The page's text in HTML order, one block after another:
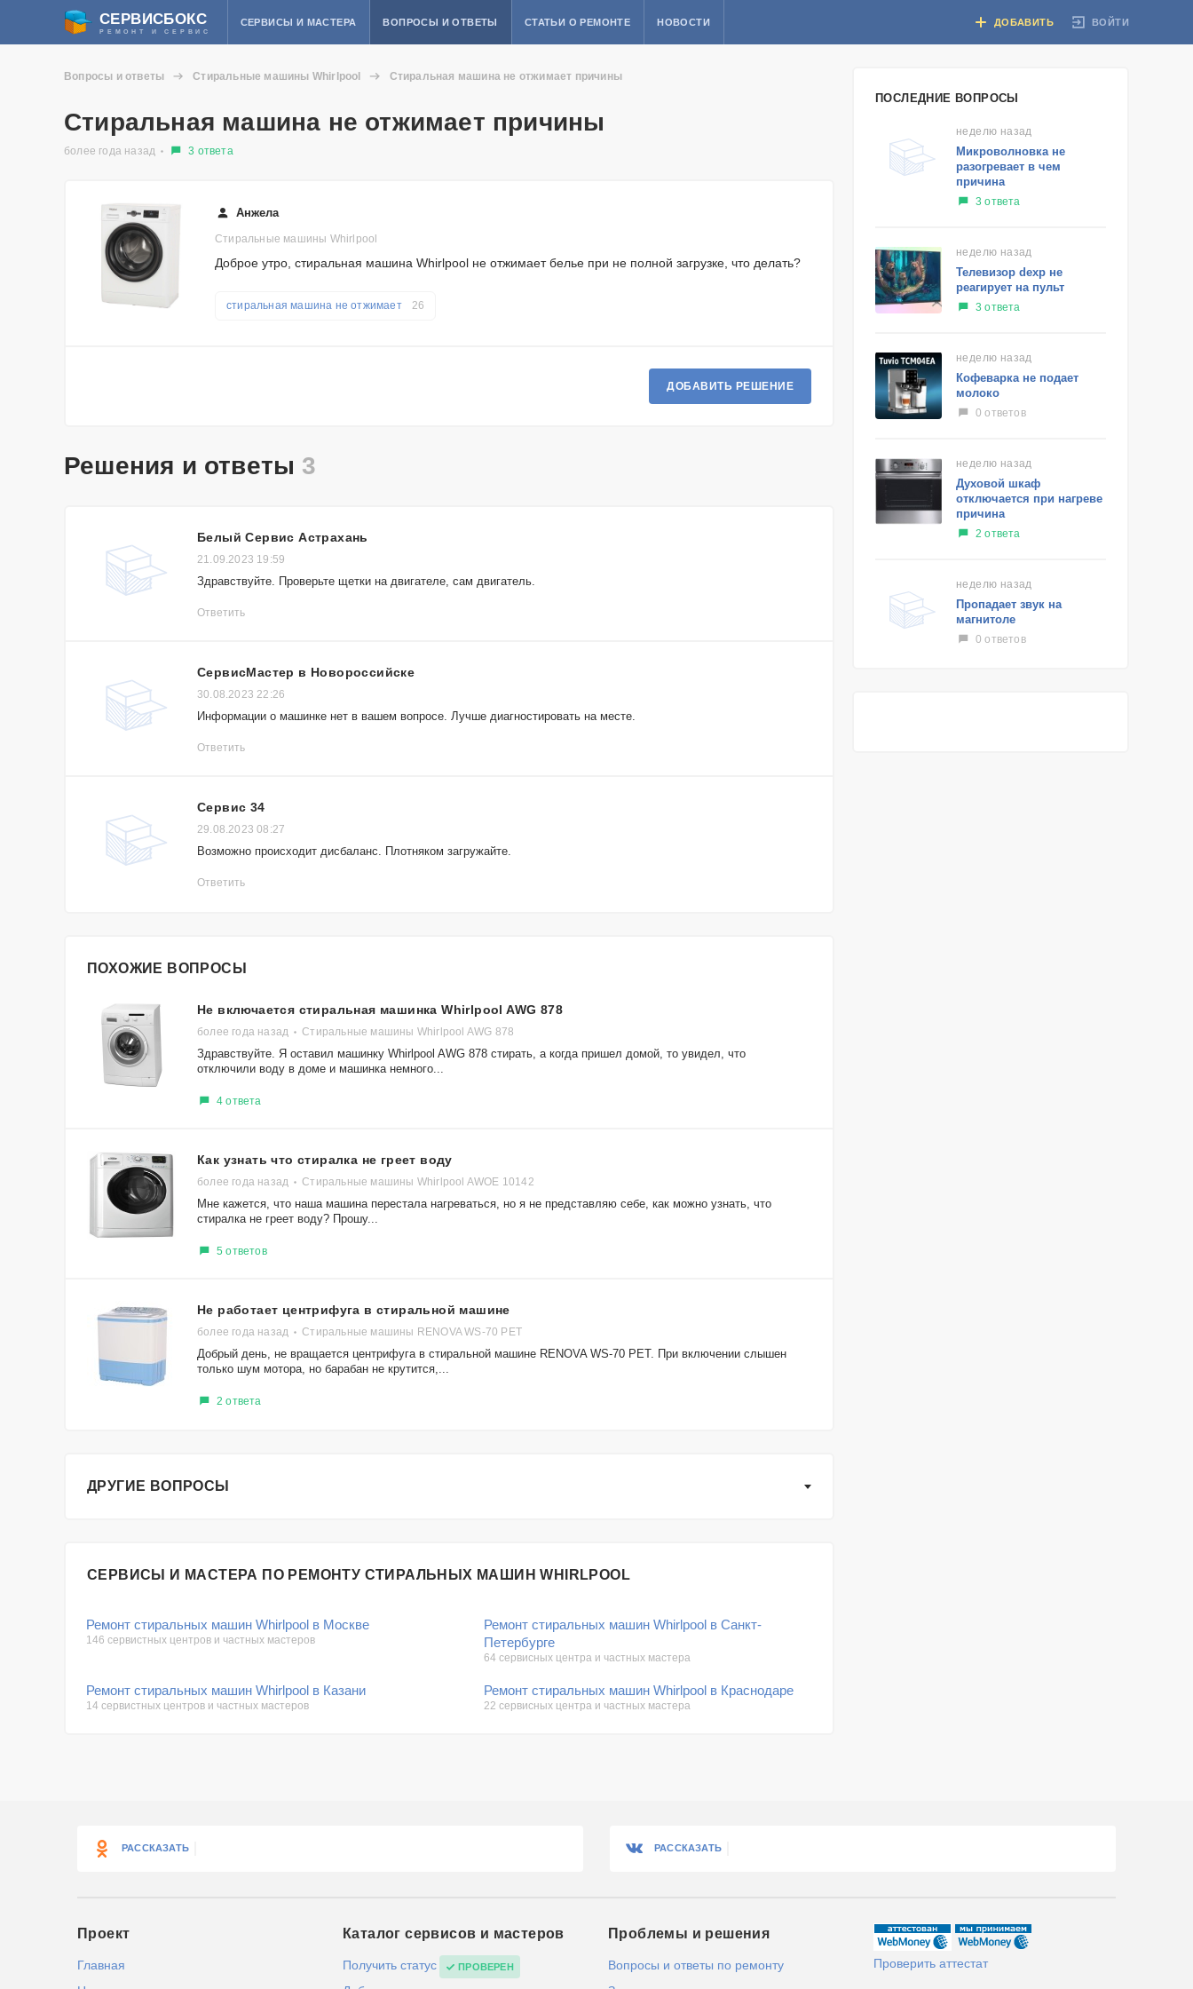
СЕРВИСБОКС
РЕМОНТ И СЕРВИС
ВОЙТИ
СЕРВИСЫ И МАСТЕРА ВОПРОСЫ И ОТВЕТЫ СТАТЬИ О РЕМОНТЕ НОВОСТИ ДОБАВИТЬ
Вопросы и ответы Стиральные машины Whirlpool Стиральная машина не отжимает причины
Стиральная машина не отжимает причины
более года назад 3 ответа
ПОСЛЕДНИЕ ВОПРОСЫ
неделю назад
Микроволновка не
разогревает в чем
причина
3 ответа
неделю назад
Телевизор dexp не
реагирует на пульт
3 ответа
неделю назад
Кофеварка не подает
молоко
0 ответов
неделю назад
Духовой шкаф
отключается при нагреве
причина
2 ответа
неделю назад
Пропадает звук на
магнитоле
0 ответов
Анжела
Стиральные машины Whirlpool
Доброе утро, стиральная машина Whirlpool не отжимает белье при не полной загрузке, что делать?
стиральная машина не отжимает 26
ДОБАВИТЬ РЕШЕНИЕ
Решения и ответы 3
Белый Сервис Астрахань
21.09.2023 19:59
Здравствуйте. Проверьте щетки на двигателе, сам двигатель.
Ответить
СервисМастер в Новороссийске
30.08.2023 22:26
Информации о машинке нет в вашем вопросе. Лучше диагностировать на месте.
Ответить
Сервис 34
29.08.2023 08:27
Возможно происходит дисбаланс. Плотняком загружайте.
Ответить
ПОХОЖИЕ ВОПРОСЫ
Не включается стиральная машинка Whirlpool AWG 878
более года назад Стиральные машины Whirlpool AWG 878
Здравствуйте. Я оставил машинку Whirlpool AWG 878 стирать, а когда пришел домой, то увидел, что
отключили воду в доме и машинка немного...
4 ответа
Как узнать что стиралка не греет воду
более года назад Стиральные машины Whirlpool AWOE 10142
Мне кажется, что наша машина перестала нагреваться, но я не представляю себе, как можно узнать, что
стиралка не греет воду? Прошу...
5 ответов
Не работает центрифуга в стиральной машине
более года назад Стиральные машины RENOVA WS-70 PET
Добрый день, не вращается центрифуга в стиральной машине RENOVA WS-70 PET. При включении слышен
только шум мотора, но барабан не крутится,...
2 ответа
ДРУГИЕ ВОПРОСЫ
СЕРВИСЫ И МАСТЕРА ПО РЕМОНТУ СТИРАЛЬНЫХ МАШИН WHIRLPOOL
Ремонт стиральных машин Whirlpool в Москве
146 сервистных центров и частных мастеров
Ремонт стиральных машин Whirlpool в Санкт-
Петербурге
64 сервисных центра и частных мастера
Ремонт стиральных машин Whirlpool в Казани
14 сервистных центров и частных мастеров
Ремонт стиральных машин Whirlpool в Краснодаре
22 сервисных центра и частных мастера
РАССКАЗАТЬ РАССКАЗАТЬ
Проект
Главная
Каталог сервисов и мастеров
Получить статус ПРОВЕРЕН
Проблемы и решения
Вопросы и ответы по ремонту
Проверить аттестат